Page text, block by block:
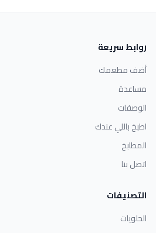
روابط سريعة
أضف مطعمك
مساعدة
الوصفات
اطبخ باللي عندك
المطابخ
اتصل بنا
التصنيفات
الحلويات